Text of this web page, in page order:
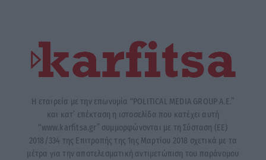
Η εταιρεία με την επωνυμία “POLITICAL MEDIA GROUP A.E.”
και κατ’ επέκταση η ιστοσελίδα που κατέχει αυτή
“www.karfitsa.gr” συμμορφώνονται με τη Σύσταση (ΕΕ)
2018/334 της Επιτροπής της 1ης Μαρτίου 2018 σχετικά με τα
μέτρα για την αποτελεσματική αντιμετώπιση του παράνομου